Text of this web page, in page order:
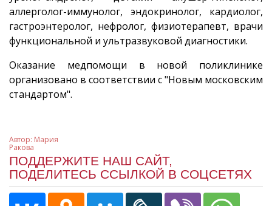
аллерголог-иммунолог, эндокринолог, кардиолог,
гастроэнтеролог, нефролог, физиотерапевт, врачи
функциональной и ультразвуковой диагностики.
Оказание медпомощи в новой поликлинике
организовано в соответствии с "Новым московским
стандартом".
Автор: Мария
Ракова
ПОДДЕРЖИТЕ НАШ САЙТ,
ПОДЕЛИТЕСЬ ССЫЛКОЙ В СОЦСЕТЯХ